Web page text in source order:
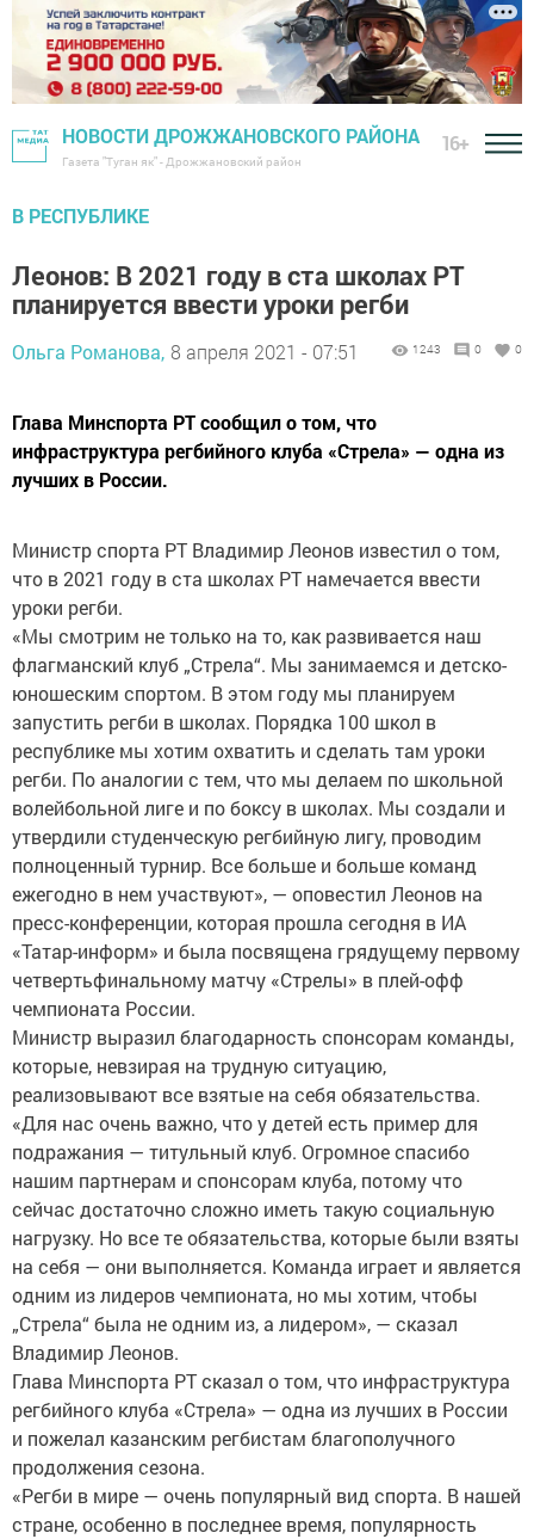
НОВОСТИ ДРОЖЖАНОВСКОГО РАЙОНА
Газета "Туган як" - Дрожжановский район
16+
В РЕСПУБЛИКЕ
Леонов: В 2021 году в ста школах РТ
планируется ввести уроки регби
Ольга Романова, 8 апреля 2021 - 07:51 1243 0 0
Глава Минспорта РТ сообщил о том, что
инфраструктура регбийного клуба «Стрела» — одна из
лучших в России.
Министр спорта РТ Владимир Леонов известил о том,
что в 2021 году в ста школах РТ намечается ввести
уроки регби.
«Мы смотрим не только на то, как развивается наш
флагманский клуб „Стрела“. Мы занимаемся и детско-
юношеским спортом. В этом году мы планируем
запустить регби в школах. Порядка 100 школ в
республике мы хотим охватить и сделать там уроки
регби. По аналогии с тем, что мы делаем по школьной
волейбольной лиге и по боксу в школах. Мы создали и
утвердили студенческую регбийную лигу, проводим
полноценный турнир. Все больше и больше команд
ежегодно в нем участвуют», — оповестил Леонов на
пресс-конференции, которая прошла сегодня в ИА
«Татар-информ» и была посвящена грядущему первому
четвертьфинальному матчу «Стрелы» в плей-офф
чемпионата России.
Министр выразил благодарность спонсорам команды,
которые, невзирая на трудную ситуацию,
реализовывают все взятые на себя обязательства.
«Для нас очень важно, что у детей есть пример для
подражания — титульный клуб. Огромное спасибо
нашим партнерам и спонсорам клуба, потому что
сейчас достаточно сложно иметь такую социальную
нагрузку. Но все те обязательства, которые были взяты
на себя — они выполняется. Команда играет и является
одним из лидеров чемпионата, но мы хотим, чтобы
„Стрела“ была не одним из, а лидером», — сказал
Владимир Леонов.
Глава Минспорта РТ сказал о том, что инфраструктура
регбийного клуба «Стрела» — одна из лучших в России
и пожелал казанским регбистам благополучного
продолжения сезона.
«Регби в мире — очень популярный вид спорта. В нашей
стране, особенно в последнее время, популярность